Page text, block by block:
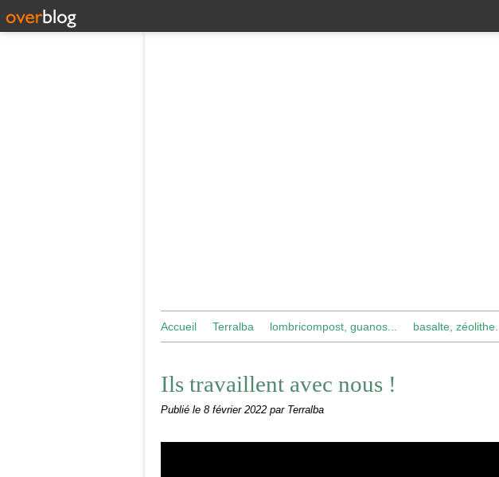
Accueil Terralba lombricompost, guanos... basalte, zéolithe...
Ils travaillent avec nous !
Publié le 8 février 2022 par Terralba